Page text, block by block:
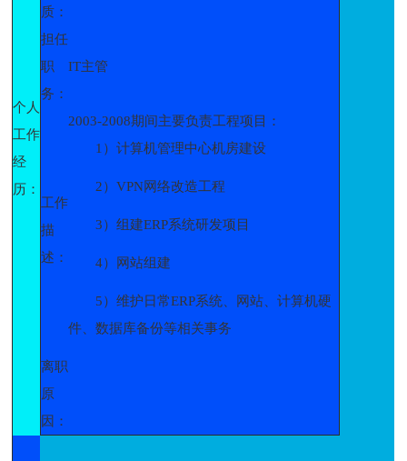
个人
工作
经
历：
质：
担任
职
务：
IT主管
工作
描
述：
2003-2008期间主要负责工程项目：
1）计算机管理中心机房建设
2）VPN网络改造工程
3）组建ERP系统研发项目
4）网站组建
5）维护日常ERP系统、网站、计算机硬
件、数据库备份等相关事务
离职
原
因：